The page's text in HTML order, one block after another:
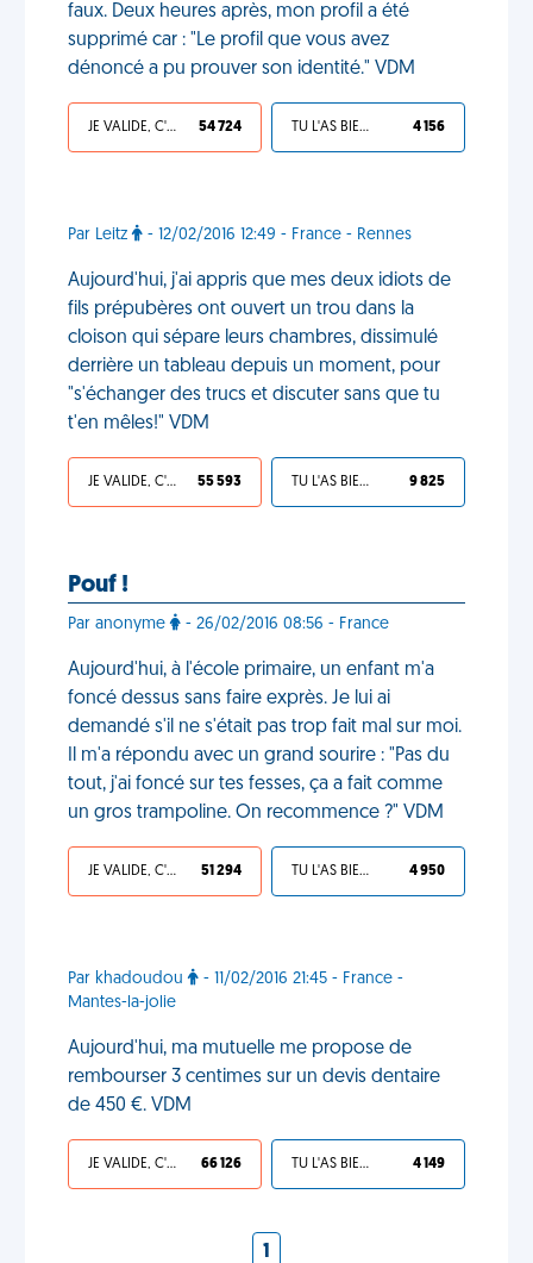
faux. Deux heures après, mon profil a été
supprimé car : "Le profil que vous avez
dénoncé a pu prouver son identité." VDM
JE VALIDE, C'EST UNE VDM 54 724 TU L'AS BIEN MÉRITÉ 4 156
Par Leitz - 12/02/2016 12:49 - France - Rennes
Aujourd'hui, j'ai appris que mes deux idiots de
fils prépubères ont ouvert un trou dans la
cloison qui sépare leurs chambres, dissimulé
derrière un tableau depuis un moment, pour
"s'échanger des trucs et discuter sans que tu
t'en mêles!" VDM
JE VALIDE, C'EST UNE VDM 55 593 TU L'AS BIEN MÉRITÉ 9 825
Pouf !
Par anonyme - 26/02/2016 08:56 - France
Aujourd'hui, à l'école primaire, un enfant m'a
foncé dessus sans faire exprès. Je lui ai
demandé s'il ne s'était pas trop fait mal sur moi.
Il m'a répondu avec un grand sourire : "Pas du
tout, j'ai foncé sur tes fesses, ça a fait comme
un gros trampoline. On recommence ?" VDM
JE VALIDE, C'EST UNE VDM 51 294 TU L'AS BIEN MÉRITÉ 4 950
Par khadoudou
- 11/02/2016 21:45 - France -
Mantes-la-jolie
Aujourd'hui, ma mutuelle me propose de
rembourser 3 centimes sur un devis dentaire
de 450 €. VDM
JE VALIDE, C'EST UNE VDM 66 126 TU L'AS BIEN MÉRITÉ 4 149
1